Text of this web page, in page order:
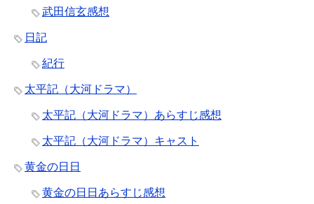
武田信玄感想
日記
紀行
太平記（大河ドラマ）
太平記（大河ドラマ）あらすじ感想
太平記（大河ドラマ）キャスト
黄金の日日
黄金の日日あらすじ感想